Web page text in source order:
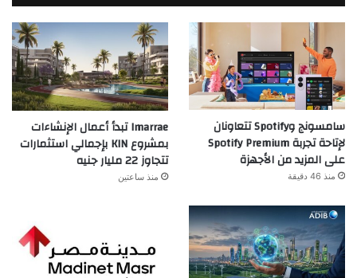
سامسونج وSpotify تتعاونان
لإتاحة تجربة Spotify Premium
على المزيد من الأجهزة
منذ 46 دقيقة
Imarrae تبدأ أعمال الإنشاءات
بمشروع KIN بإجمالي استثمارات
تتجاوز 22 مليار جنيه
منذ ساعتين